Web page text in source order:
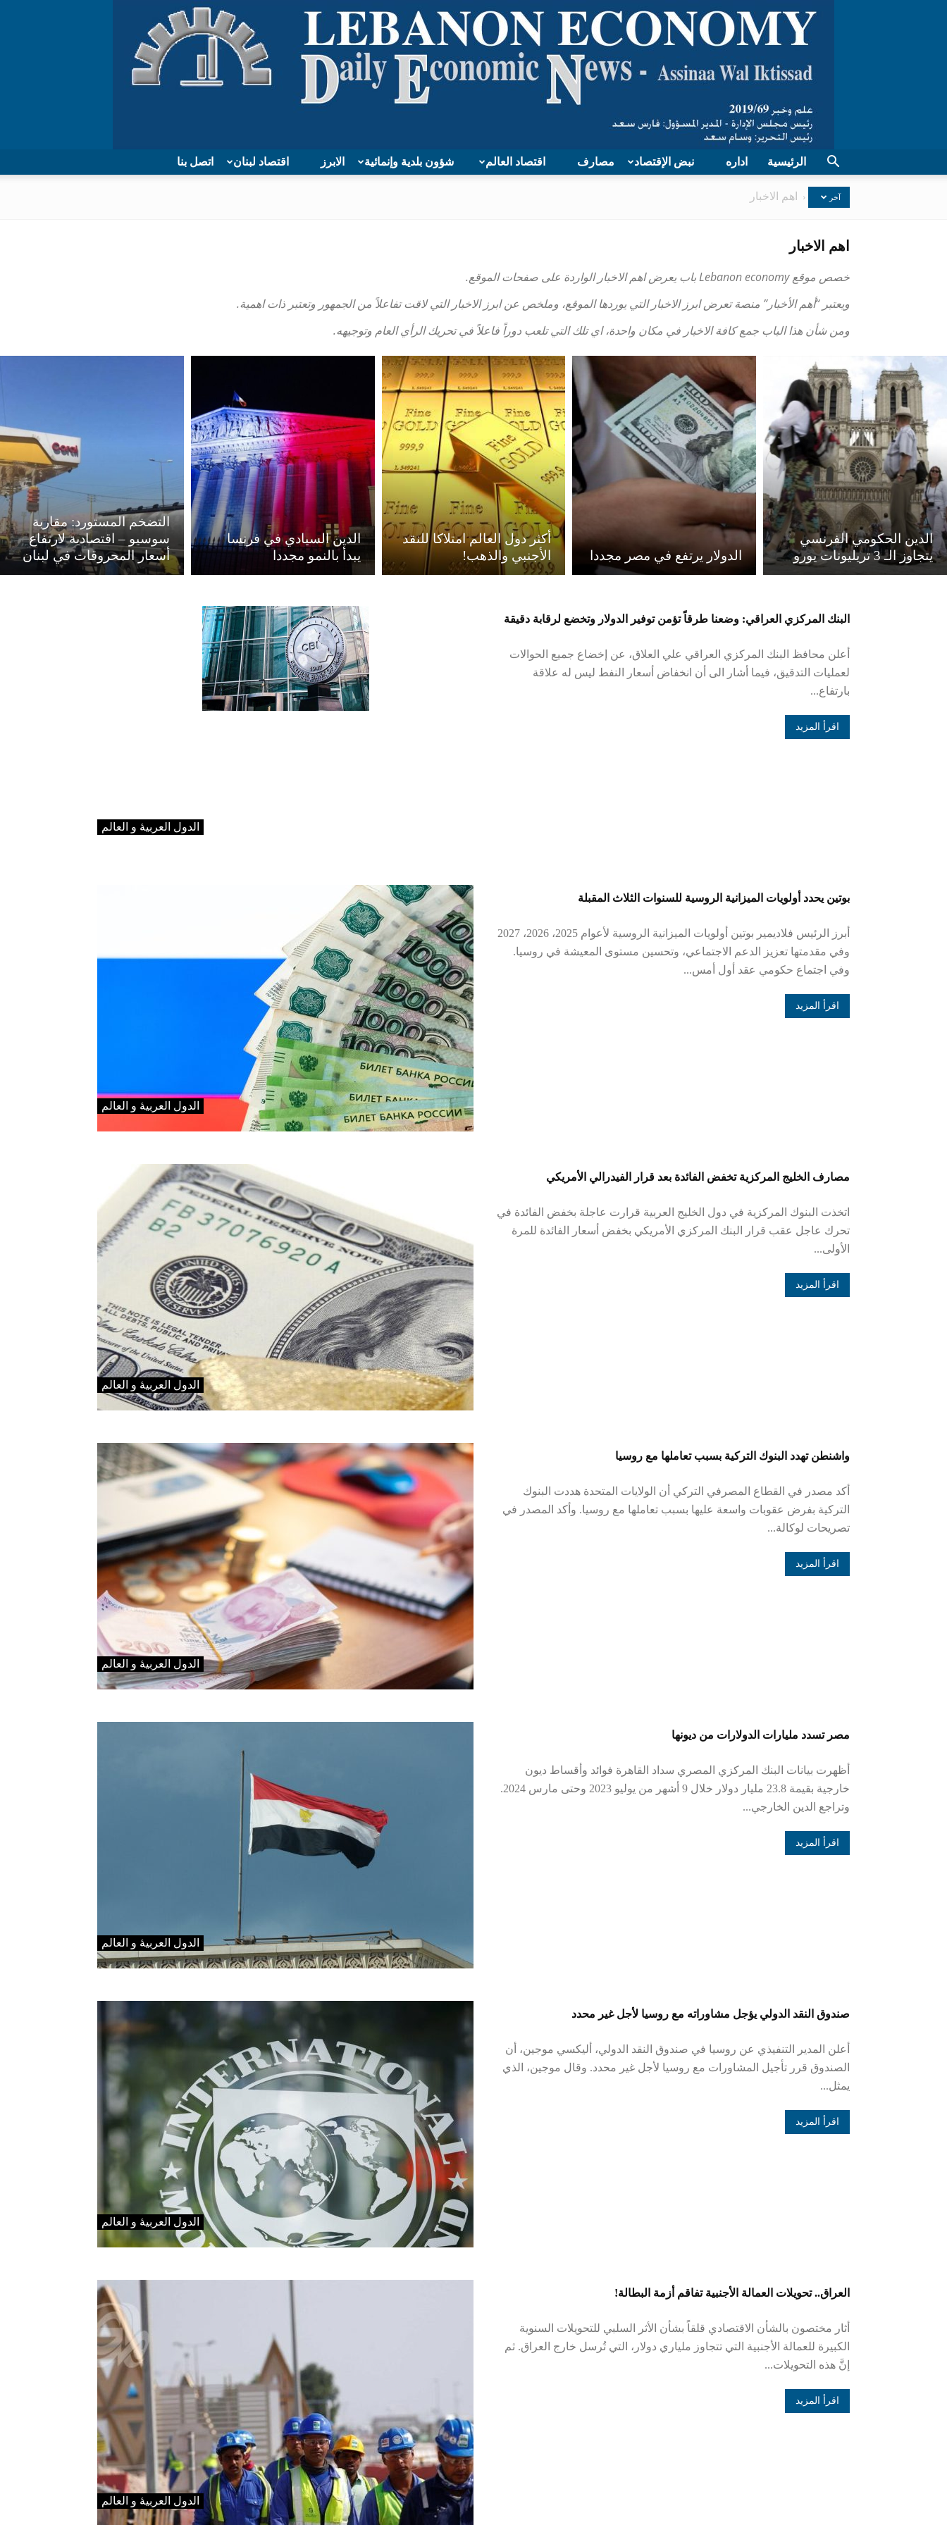
Economy
اتصل بنا اقتصاد لبنان الابرز شؤون بلدية وإنمائية اقتصاد العالم مصارف نبض الإقتصاد اداره الرئيسية
الرئيسية اهم الاخبار آخر
اهم الاخبار
خصص موقع Lebanon economy باب يعرض اهم الاخبار الواردة على صفحات الموقع.
ويعتبر “أهم الأخبار” منصة تعرض ابرز الاخبار التي يوردها الموقع، وملخص عن ابرز الاخبار التي لاقت تفاعلاً من الجمهور وتعتبر ذات اهمية.
ومن شأن هذا الباب جمع كافة الاخبار في مكان واحدة، اي تلك التي تلعب دوراً فاعلاً في تحريك الرأي العام وتوجيهه.
التضخم المستورد: مقاربة
سوسيو – اقتصادية لارتفاع
أسعار المحروقات في لبنان
الدين السيادي في فرنسا
يبدأ بالنمو مجددا
أكثر دول العالم امتلاكا للنقد
الأجنبي والذهب!
الدولار يرتفع في مصر مجددا
الدين الحكومي الفرنسي
يتجاوز الـ 3 تريليونات يورو
الدول العربیۀ و العالم
البنك المركزي العراقي: وضعنا طرقاً تؤمن توفير الدولار وتخضع لرقابة دقيقة
أعلن محافظ البنك المركزي العراقي علي العلاق، عن إخضاع جميع الحوالات
لعمليات التدقيق، فيما أشار الى أن انخفاض أسعار النفط ليس له علاقة
بارتفاع...
اقرأ المزيد
الدول العربیۀ و العالم
بوتين يحدد أولويات الميزانية الروسية للسنوات الثلاث المقبلة
أبرز الرئيس فلاديمير بوتين أولويات الميزانية الروسية لأعوام 2025، 2026، 2027
وفي مقدمتها تعزيز الدعم الاجتماعي، وتحسين مستوى المعيشة في روسيا.
وفي اجتماع حكومي عقد أول أمس...
اقرأ المزيد
الدول العربیۀ و العالم
مصارف الخليج المركزية تخفض الفائدة بعد قرار الفيدرالي الأمريكي
اتخذت البنوك المركزية في دول الخليج العربية قرارت عاجلة بخفض الفائدة في
تحرك عاجل عقب قرار البنك المركزي الأمريكي بخفض أسعار الفائدة للمرة
الأولى...
اقرأ المزيد
الدول العربیۀ و العالم
واشنطن تهدد البنوك التركية بسبب تعاملها مع روسيا
أكد مصدر في القطاع المصرفي التركي أن الولايات المتحدة هددت البنوك
التركية بفرض عقوبات واسعة عليها بسبب تعاملها مع روسيا. وأكد المصدر في
تصريحات لوكالة...
اقرأ المزيد
الدول العربیۀ و العالم
مصر تسدد مليارات الدولارات من ديونها
أظهرت بيانات البنك المركزي المصري سداد القاهرة فوائد وأقساط ديون
خارجية بقيمة 23.8 مليار دولار خلال 9 أشهر من يوليو 2023 وحتى مارس 2024.
وتراجع الدين الخارجي...
اقرأ المزيد
الدول العربیۀ و العالم
صندوق النقد الدولي يؤجل مشاوراته مع روسيا لأجل غير محدد
أعلن المدير التنفيذي عن روسيا في صندوق النقد الدولي، أليكسي موجين، أن
الصندوق قرر تأجيل المشاورات مع روسيا لأجل غير محدد. وقال موجين، الذي
يمثل...
اقرأ المزيد
الدول العربیۀ و العالم
العراق.. تحويلات العمالة الأجنبية تفاقم أزمة البطالة!
أثار مختصون بالشأن الاقتصادي قلقاً بشأن الأثر السلبي للتحويلات السنوية
الكبيرة للعمالة الأجنبية التي تتجاوز ملياري دولار، التي تُرسل خارج العراق. ثم
إنَّ هذه التحويلات...
اقرأ المزيد